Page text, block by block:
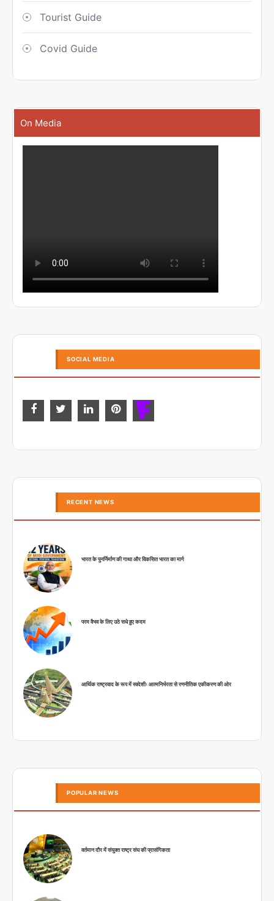
Tourist Guide
Covid Guide
On Media
SOCIAL MEDIA
RECENT NEWS
भारत के पुनर्निर्माण की गाथा और विकसित भारत का मार्ग
परम वैभव के लिए उठे सधे हुए कदम
आर्थिक राष्ट्रवाद के रूप में स्वदेशीः आत्मनिर्भरता से रणनीतिक एकीकरण की ओर
POPULAR NEWS
वर्तमान दौर में संयुक्त राष्ट्र संघ की प्रासंगिकता